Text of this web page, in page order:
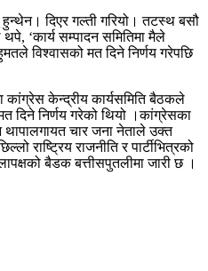
हुन्थेन। दिएर गल्ती गरियो। तटस्थ बसौ
‘कार्य सम्पादन समितिमा मैले
विश्वासको मत दिने निर्णय गरेपछि
कांग्रेस केन्द्रीय कार्यसमिति बैठकले
दिने निर्णय गरेको थियो ।कांग्रेसका
थापालगायत चार जना नेताले उक्त
राष्ट्रिय राजनीति र पार्टीभित्रको
बैडक बत्तीसपुतलीमा जारी छ ।